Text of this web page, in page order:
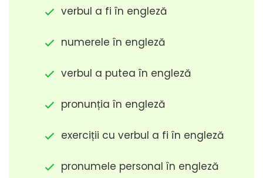
verbul a fi în engleză
numerele în engleză
verbul a putea în engleză
pronunția în engleză
exerciții cu verbul a fi în engleză
pronumele personal în engleză